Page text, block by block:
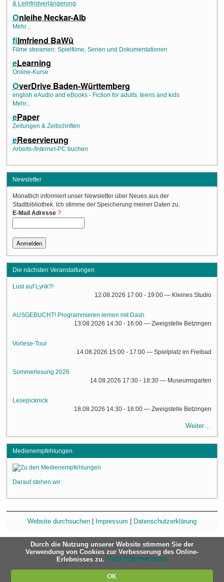
& Leihfristverlängerung
Onleihe Neckar-Alb
Mehr...
filmfriend BaWü
Filme streamen: Spielfilme, Serien und Dokumentationen
eLearning
Online-Kurse
OverDrive Baden-Württemberg
english eAudio and eBooks - Fiction for adults, teens and kids
Mehr...
ePaper
Zeitungen & Zeitschriften
eReservierung
Arbeits-/Internet-PC buchen
Newsletter
Monatlich informiert unser Newsletter über Neues aus der
Stadtbibliothek. Ich stimme der Speicherung meiner Daten zu.
E-Mail Adresse
Die nächsten Veranstaltungen
Lust auf Lyrik?!
12.08.2026 17:00 - 19:00 — Kleines Studio
AUSGEBUCHT! Programmieren lernen mit Dash
13.08.2026 14:30 - 16:00 — Zweigstelle Betzingen
Vorlese-Tour
14.08.2026 15:00 - 17:00 — Spielplatz im Freibad
Sommerlesung 2026
14.08.2026 17:30 - 18:30 — Museumsgarten
Lesepicknick
18.08.2026 14:30 - 16:00 — Zweigstelle Betzingen
Weiter…
Medienempfehlungen
Darauf stehen wir
Website durchsuchen Impressum Datenschutzerklärung
Durch die Nutzung unserer Website stimmen Sie der
Verwendung von Cookies zur Verbesserung des Online-
Erlebnisses zu. Mehr Informationen
OK